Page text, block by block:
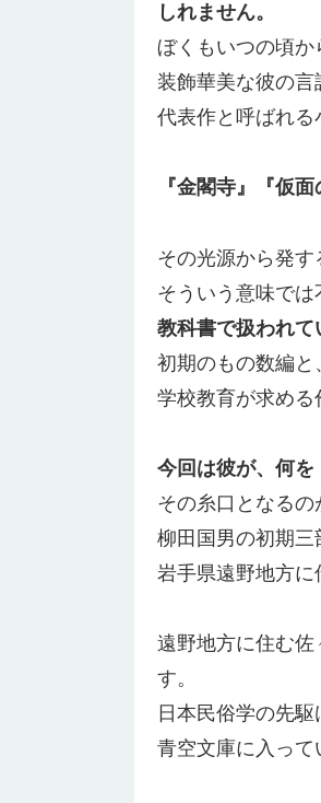
しれません。
ぼくもいつの頃か
装飾華美な彼の言
代表作と呼ばれる
『金閣寺』『仮
その光源から発す
そういう意味では
教科書で扱われて
初期のもの数編と
学校教育が求める
今回は彼が、何を
その糸口となるの
柳田国男の初期三
岩手県遠野地方に
遠野地方に住む
す。
日本民俗学の先駆
青空文庫に入って